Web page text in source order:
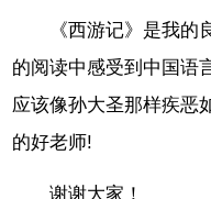
《西游记》是我
的阅读中感受到中国语
应该像孙大圣那样疾恶
的好老师!
谢谢大家！